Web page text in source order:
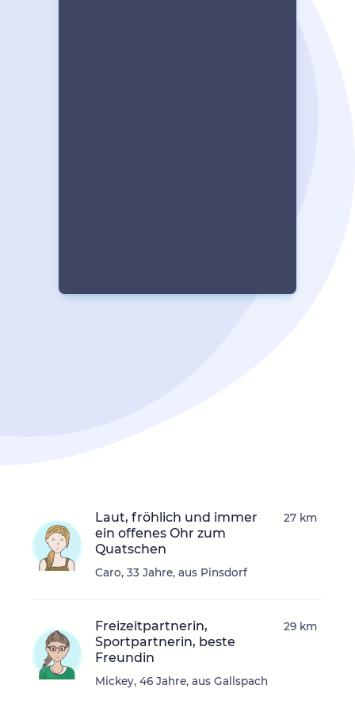
Laut, fröhlich und immer
ein offenes Ohr zum
Quatschen
Caro, 33 Jahre, aus Pinsdorf
27 km
Freizeitpartnerin,
Sportpartnerin, beste
Freundin
Mickey, 46 Jahre, aus Gallspach
29 km